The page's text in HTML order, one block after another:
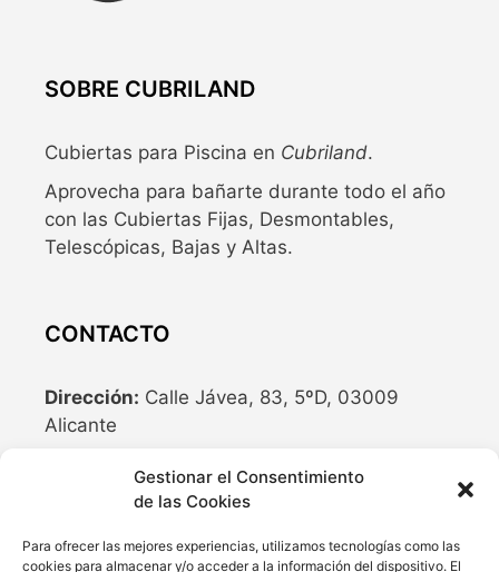
Gestionar el Consentimiento
de las Cookies
Para ofrecer las mejores experiencias, utilizamos tecnologías como las
cookies para almacenar y/o acceder a la información del dispositivo. El
SOBRE CUBRILAND
Cubiertas para Piscina en Cubriland.
Aprovecha para bañarte durante todo el año
con las Cubiertas Fijas, Desmontables,
Telescópicas, Bajas y Altas.
CONTACTO
Dirección: Calle Jávea, 83, 5ºD, 03009
Alicante
info@cubriland.com